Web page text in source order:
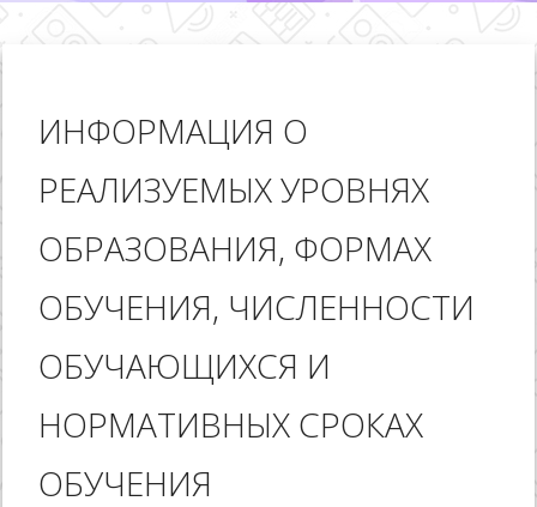
ИНФОРМАЦИЯ О
РЕАЛИЗУЕМЫХ УРОВНЯХ
ОБРАЗОВАНИЯ, ФОРМАХ
ОБУЧЕНИЯ, ЧИСЛЕННОСТИ
ОБУЧАЮЩИХСЯ И
НОРМАТИВНЫХ СРОКАХ
ОБУЧЕНИЯ